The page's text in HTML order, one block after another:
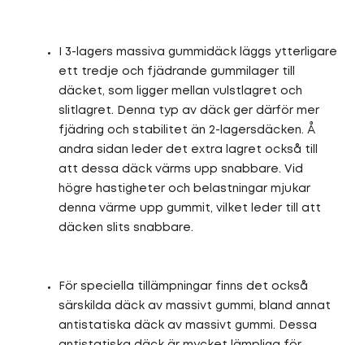
I 3-lagers massiva gummidäck läggs ytterligare
ett tredje och fjädrande gummilager till
däcket, som ligger mellan vulstlagret och
slitlagret. Denna typ av däck ger därför mer
fjädring och stabilitet än 2-lagersdäcken. Å
andra sidan leder det extra lagret också till
att dessa däck värms upp snabbare. Vid
högre hastigheter och belastningar mjukar
denna värme upp gummit, vilket leder till att
däcken slits snabbare.
För speciella tillämpningar finns det också
särskilda däck av massivt gummi, bland annat
antistatiska däck av massivt gummi. Dessa